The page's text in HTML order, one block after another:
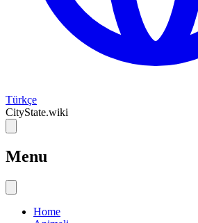
Türkçe
CityState.wiki
Menu
Home